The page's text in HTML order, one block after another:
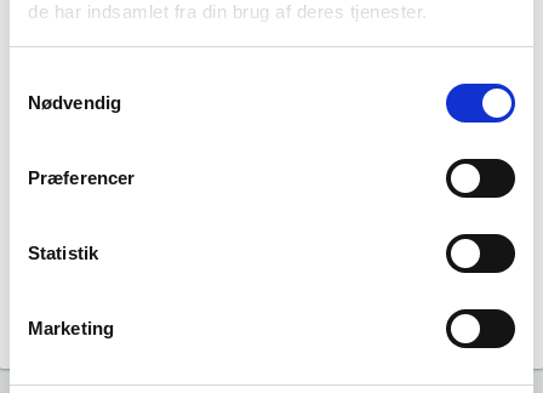
de har indsamlet fra din brug af deres tjenester.
Nødvendig
Præferencer
Statistik
Marketing
Iversen Multiservice har ikke haft nogen
beskæftigelse endnu. Vi kan derfor ikke
generere figuren for denne virksomhed.